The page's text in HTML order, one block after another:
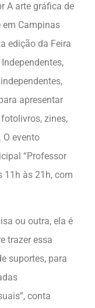
Campinas
edição da Feira
apresentar
zines,
O evento
“Professor
11h às 21h, com
ou outra, ela é
trazer essa
suportes, para
conta